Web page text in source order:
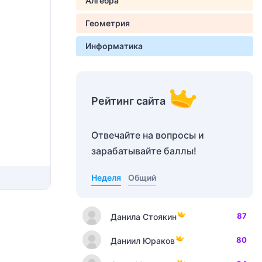
Геометрия
Информатика
Рейтинг сайта
Отвечайте на вопросы и
зарабатывайте баллы!
Неделя Общий
Данила Стоякин 87
Даниил Юраков 80